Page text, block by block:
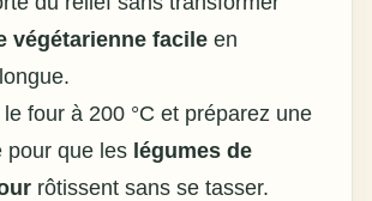
végétarienne facile en
four à 200 °C et préparez une
pour que les légumes de
rôtissent sans se tasser.